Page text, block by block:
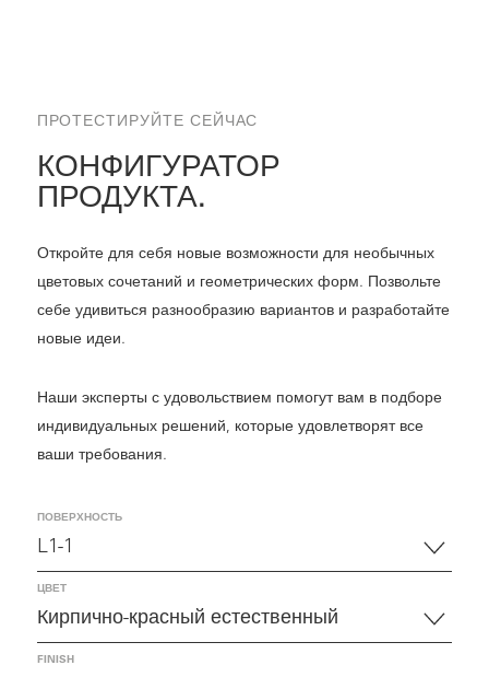
ПРОТЕСТИРУЙТЕ СЕЙЧАС
КОНФИГУРАТОР
ПРОДУКТА.
Откройте для себя новые возможности для необычных
цветовых сочетаний и геометрических форм. Позвольте
себе удивиться разнообразию вариантов и разработайте
новые идеи.
Наши эксперты с удовольствием помогут вам в подборе
индивидуальных решений, которые удовлетворят все
ваши требования.
ПОВЕРХНОСТЬ
ЦВЕТ
FINISH